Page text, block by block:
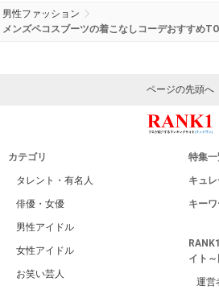
男性ファッション
メンズペコスブーツの着こなしコーデおすすめ
ページの先頭へ
カテゴリ
タレント・有名人
俳優・女優
男性アイドル
女性アイドル
お笑い芸人
特集
キュ
キー
イト
運営